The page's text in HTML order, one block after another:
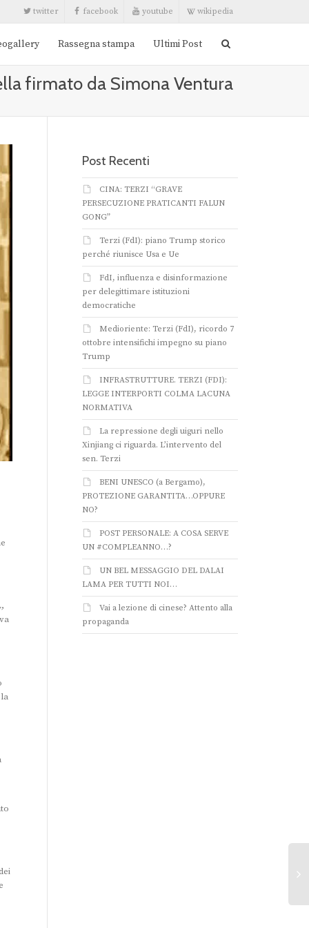
twitter facebook youtube wikipedia
Rassegna stampa Ultimi Post
firmato da Simona Ventura
Post Recenti
CINA: TERZI “GRAVE
PERSECUZIONE PRATICANTI FALUN
GONG”
Terzi (FdI): piano Trump storico
perché riunisce Usa e Ue
FdI, influenza e disinformazione
per delegittimare istituzioni
democratiche
Medioriente: Terzi (FdI), ricordo 7
ottobre intensifichi impegno su piano
Trump
INFRASTRUTTURE. TERZI (FDI):
LEGGE INTERPORTI COLMA LACUNA
NORMATIVA
La repressione degli uiguri nello
Xinjiang ci riguarda. L’intervento del
sen. Terzi
BENI UNESCO (a Bergamo),
PROTEZIONE GARANTITA…OPPURE
NO?
POST PERSONALE: A COSA SERVE
UN #COMPLEANNO…?
UN BEL MESSAGGIO DEL DALAI
LAMA PER TUTTI NOI…
Vai a lezione di cinese? Attento alla
propaganda